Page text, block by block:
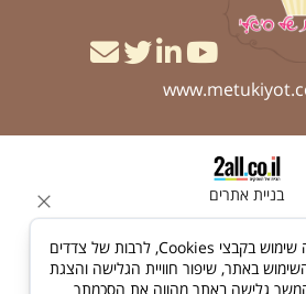
בניית אתרים
לידיעתך, באתרנו נעשה שימוש בקבצי Cookies, לרבות של צדדים
באתר, שיפור חוויית הגלישה והצגת
גלישה באתר מהווה את הסכמתך